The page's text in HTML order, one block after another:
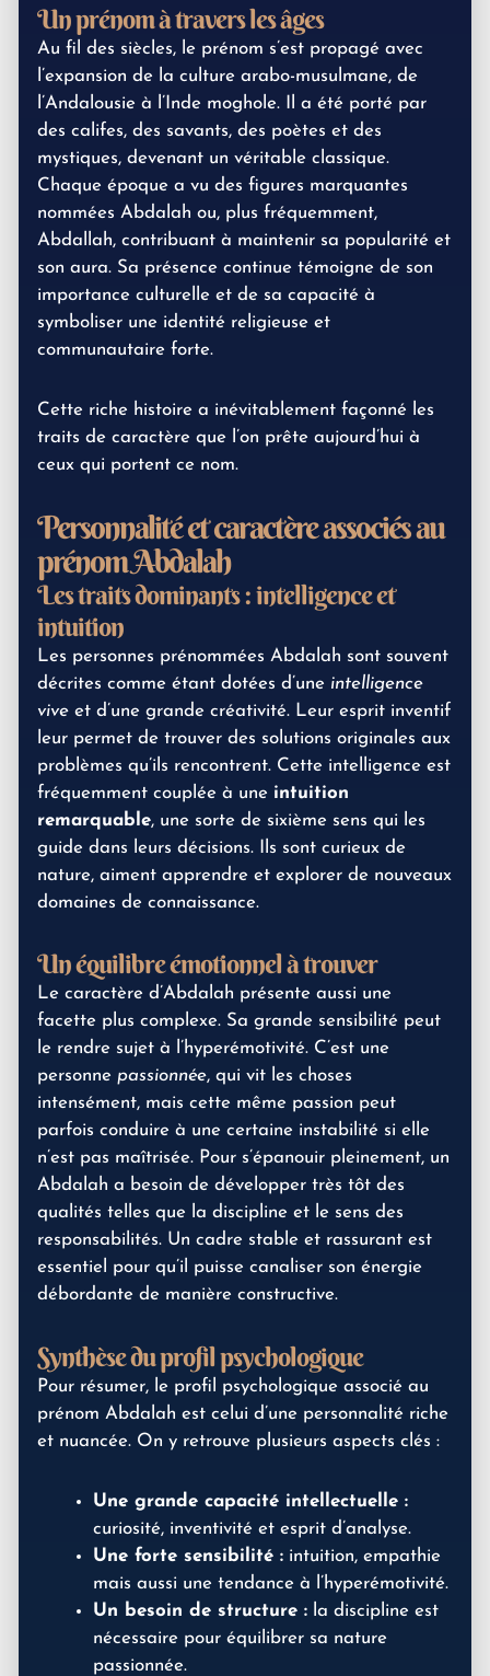
Un prénom à travers les âges
Au fil des siècles, le prénom s’est propagé avec
l’expansion de la culture arabo-musulmane, de
l’Andalousie à l’Inde moghole. Il a été porté par
des califes, des savants, des poètes et des
mystiques, devenant un véritable classique.
Chaque époque a vu des figures marquantes
nommées Abdalah ou, plus fréquemment,
Abdallah, contribuant à maintenir sa popularité et
son aura. Sa présence continue témoigne de son
importance culturelle et de sa capacité à
symboliser une identité religieuse et
communautaire forte.
Cette riche histoire a inévitablement façonné les
traits de caractère que l’on prête aujourd’hui à
ceux qui portent ce nom.
Personnalité et caractère associés au
prénom Abdalah
Les traits dominants : intelligence et
intuition
Les personnes prénommées Abdalah sont souvent
décrites comme étant dotées d’une intelligence
vive et d’une grande créativité. Leur esprit inventif
leur permet de trouver des solutions originales aux
problèmes qu’ils rencontrent. Cette intelligence est
fréquemment couplée à une intuition
remarquable, une sorte de sixième sens qui les
guide dans leurs décisions. Ils sont curieux de
nature, aiment apprendre et explorer de nouveaux
domaines de connaissance.
Un équilibre émotionnel à trouver
Le caractère d’Abdalah présente aussi une
facette plus complexe. Sa grande sensibilité peut
le rendre sujet à l’hyperémotivité. C’est une
personne passionnée, qui vit les choses
intensément, mais cette même passion peut
parfois conduire à une certaine instabilité si elle
n’est pas maîtrisée. Pour s’épanouir pleinement, un
Abdalah a besoin de développer très tôt des
qualités telles que la discipline et le sens des
responsabilités. Un cadre stable et rassurant est
essentiel pour qu’il puisse canaliser son énergie
débordante de manière constructive.
Synthèse du profil psychologique
Pour résumer, le profil psychologique associé au
prénom Abdalah est celui d’une personnalité riche
et nuancée. On y retrouve plusieurs aspects clés :
Une grande capacité intellectuelle :
curiosité, inventivité et esprit d’analyse.
Une forte sensibilité : intuition, empathie
mais aussi une tendance à l’hyperémotivité.
Un besoin de structure : la discipline est
nécessaire pour équilibrer sa nature
passionnée.